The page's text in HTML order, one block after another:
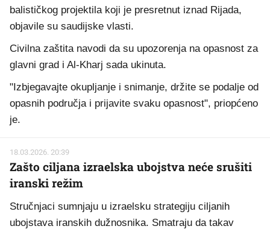
balističkog projektila koji je presretnut iznad Rijada,
objavile su saudijske vlasti.
Civilna zaštita navodi da su upozorenja na opasnost za
glavni grad i Al-Kharj sada ukinuta.
"Izbjegavajte okupljanje i snimanje, držite se podalje od
opasnih područja i prijavite svaku opasnost", priopćeno
je.
18.03.2026. 20:39
Zašto ciljana izraelska ubojstva neće srušiti
iranski režim
Stručnjaci sumnjaju u izraelsku strategiju ciljanih
ubojstava iranskih dužnosnika. Smatraju da takav